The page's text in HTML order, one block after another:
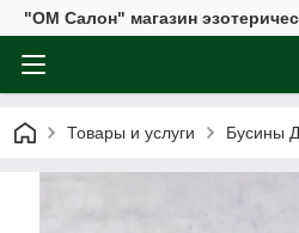
"ОМ Салон" магазин
Товары и услуги Бусины